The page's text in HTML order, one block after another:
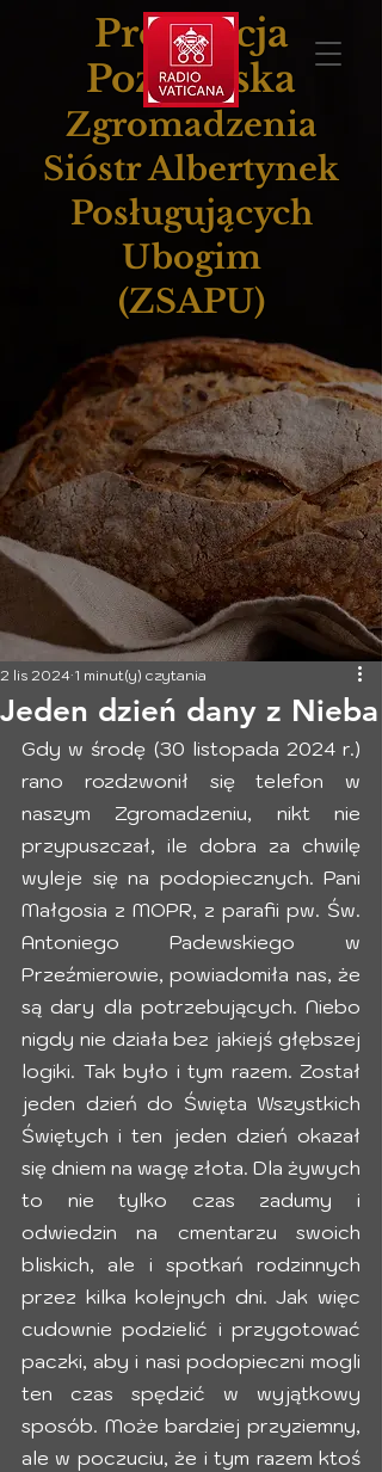
Prowincja
Poznańska
Zgromadzenia
Sióstr Albertynek
Posługujących
Ubogim
(ZSAPU)
Jeden dzień dany z Nieba
2 lis 2024 1 minut(y) czytania
Gdy w środę (30 listopada 2024 r.)
rano rozdzwonił się telefon w
naszym Zgromadzeniu, nikt nie
przypuszczał, ile dobra za chwilę
wyleje się na podopiecznych. Pani
Małgosia z MOPR, z parafii pw. Św.
Antoniego Padewskiego w
Przeźmierowie, powiadomiła nas, że
są dary dla potrzebujących. Niebo
nigdy nie działa bez jakiejś głębszej
logiki. Tak było i tym razem. Został
jeden dzień do Święta Wszystkich
Świętych i ten jeden dzień okazał
się dniem na wagę złota. Dla żywych
to nie tylko czas zadumy i
odwiedzin na cmentarzu swoich
bliskich, ale i spotkań rodzinnych
przez kilka kolejnych dni. Jak więc
cudownie podzielić i przygotować
paczki, aby i nasi podopieczni mogli
ten czas spędzić w wyjątkowy
sposób. Może bardziej przyziemny,
ale w poczuciu, że i tym razem ktoś